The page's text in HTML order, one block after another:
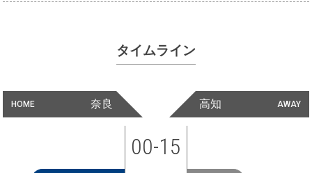
タイムライン
HOME 奈良 AWAY
高知
00-15